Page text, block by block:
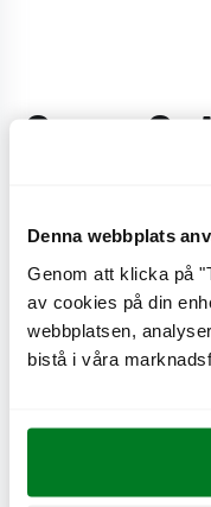
Denna webbplats
Genom att klicka på
av cookies på din
webbplatsen,
bistå i våra
Ingredienser: Coca-
Allergener:
Se